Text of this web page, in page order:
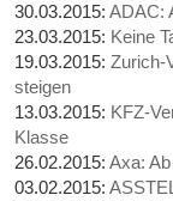
30.03.2015:ADAC:
23.03.2015: Keine
19.03.2015:Zurich-
steigen
13.03.2015: KFZ-
Klasse
26.02.2015:Axa:
03.02.2015: